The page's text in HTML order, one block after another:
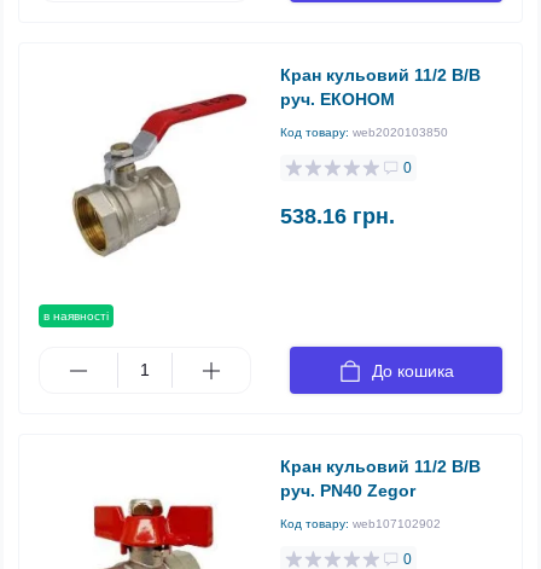
в наявності
Кран кульовий 11/2 В/В
руч. ЕКОНОМ
Код товару: web2020103850
0
538.16 грн.
До кошика
Кран кульовий 11/2 В/В
руч. PN40 Zegor
Код товару: web107102902
0